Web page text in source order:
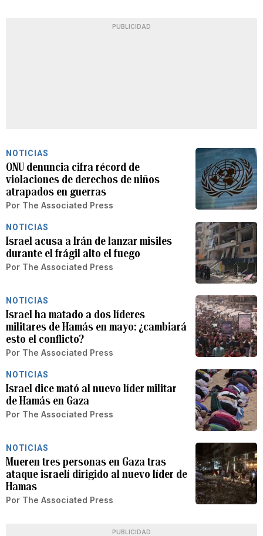
PUBLICIDAD
NOTICIAS
ONU denuncia cifra récord de
violaciones de derechos de niños
atrapados en guerras
Por The Associated Press
NOTICIAS
Israel acusa a Irán de lanzar misiles
durante el frágil alto el fuego
Por The Associated Press
NOTICIAS
Israel ha matado a dos líderes
militares de Hamás en mayo: ¿cambiará
esto el conflicto?
Por The Associated Press
NOTICIAS
Israel dice mató al nuevo líder militar
de Hamás en Gaza
Por The Associated Press
NOTICIAS
Mueren tres personas en Gaza tras
ataque israelí dirigido al nuevo líder de
Hamas
Por The Associated Press
PUBLICIDAD